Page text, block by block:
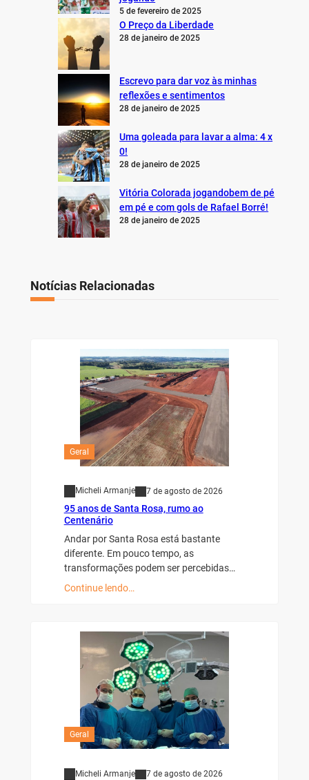
5 de fevereiro de 2025
O Preço da Liberdade
28 de janeiro de 2025
Escrevo para dar voz às minhas
reflexões e sentimentos
28 de janeiro de 2025
Uma goleada para lavar a alma: 4 x
0!
28 de janeiro de 2025
Vitória Colorada jogandobem de pé
em pé e com gols de Rafael Borré!
28 de janeiro de 2025
Notícias Relacionadas
Geral
Micheli Armanje 7 de agosto de 2026
95 anos de Santa Rosa, rumo ao
Centenário
Andar por Santa Rosa está bastante
diferente. Em pouco tempo, as
transformações podem ser percebidas…
Continue lendo…
Geral
Micheli Armanje 7 de agosto de 2026